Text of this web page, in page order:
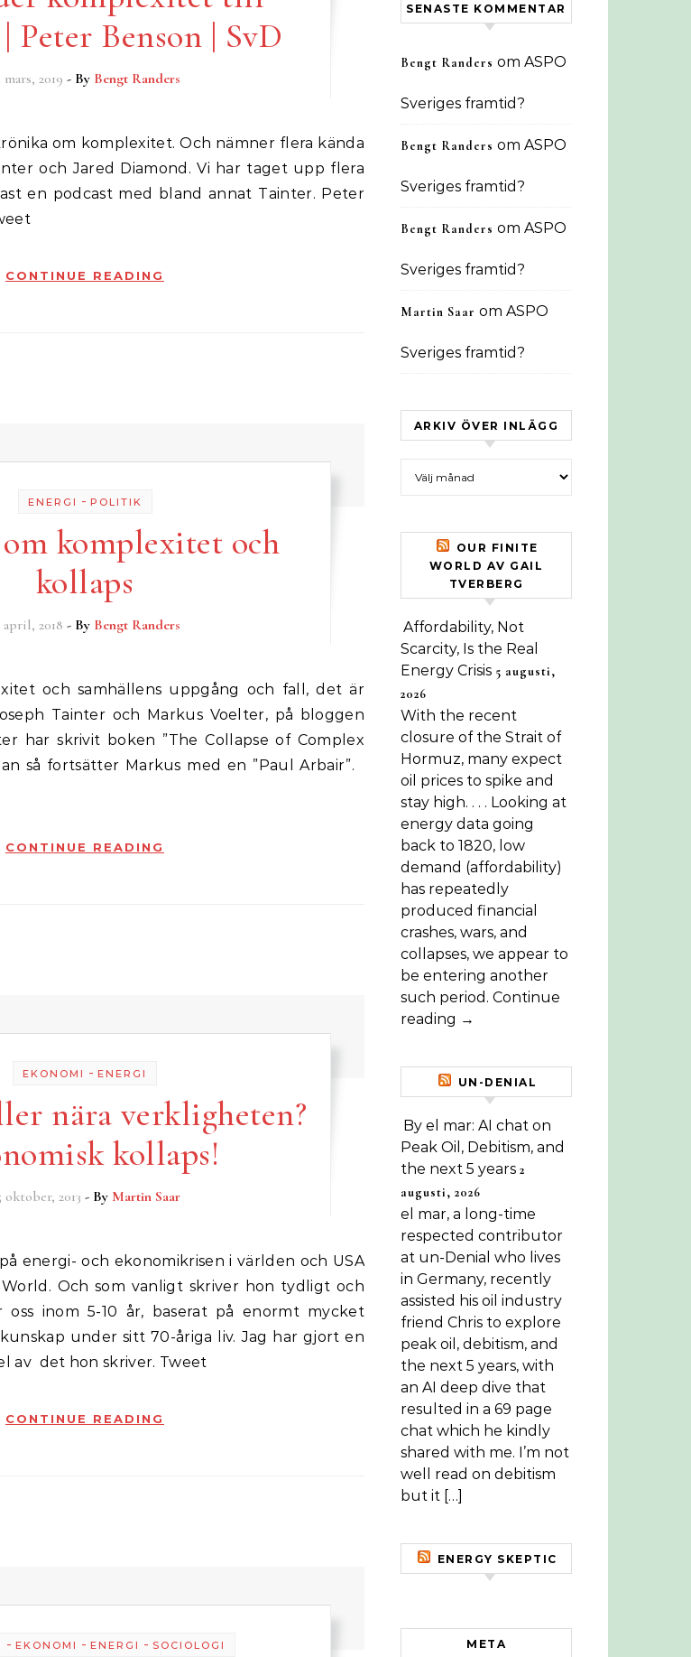
Peter Benson | SvD
mars, 2019 - By Bengt Randers
och Jared Diamond. Vi har taget upp flera
en podcast med bland annat Tainter. Peter
CONTINUE READING
ENERGI - POLITIK
om komplexitet och
kollaps
april, 2018 - By Bengt Randers
Tainter och Markus Voelter, på bloggen
har skrivit boken ”The Collapse of Complex
så fortsätter Markus med en ”Paul Arbair”.
CONTINUE READING
EKONOMI - ENERGI
nära verkligheten?
kollaps!
oktober, 2013 - By Martin Saar
Och som vanligt skriver hon tydligt och
inom 5-10 år, baserat på enormt mycket
under sitt 70-åriga liv. Jag har gjort en
av det hon skriver. Tweet
CONTINUE READING
- EKONOMI - ENERGI - SOCIOLOGI
SENASTE KOMMENTAR
Bengt Randers om ASPO
Sveriges framtid?
Bengt Randers om ASPO
Sveriges framtid?
Bengt Randers om ASPO
Sveriges framtid?
Martin Saar om ASPO
Sveriges framtid?
ARKIV ÖVER INLÄGG
OUR FINITE
WORLD AV GAIL
TVERBERG
Affordability, Not
Scarcity, Is the Real
Energy Crisis 5 augusti,
2026
With the recent
closure of the Strait of
Hormuz, many expect
oil prices to spike and
stay high. . . . Looking at
energy data going
back to 1820, low
demand (affordability)
has repeatedly
produced financial
crashes, wars, and
collapses, we appear to
be entering another
such period. Continue
reading →
UN-DENIAL
By el mar: AI chat on
Peak Oil, Debitism, and
the next 5 years 2
augusti, 2026
el mar, a long-time
respected contributor
at un-Denial who lives
in Germany, recently
assisted his oil industry
friend Chris to explore
peak oil, debitism, and
the next 5 years, with
an AI deep dive that
resulted in a 69 page
chat which he kindly
shared with me. I’m not
well read on debitism
but it […]
ENERGY SKEPTIC
META